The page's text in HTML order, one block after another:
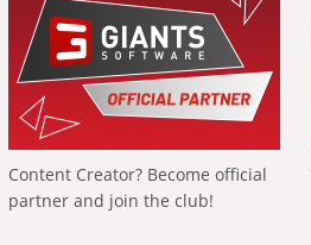
Content Creator? Become official
partner and join the club!